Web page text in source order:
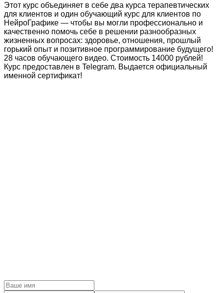
Этот курс объединяет в себе два курса терапевтических
для клиентов и один обучающий курс для клиентов по
НейроГрафике — чтобы вы могли профессионально и
качественно помочь себе в решении разнообразных
жизненных вопросах: здоровье, отношения, прошлый
горький опыт и позитивное программирование будущего!
28 часов обучающего видео. Стоимость 14000 рублей!
Курс предоставлен в Telegram. Выдается официальный
именной сертификат!